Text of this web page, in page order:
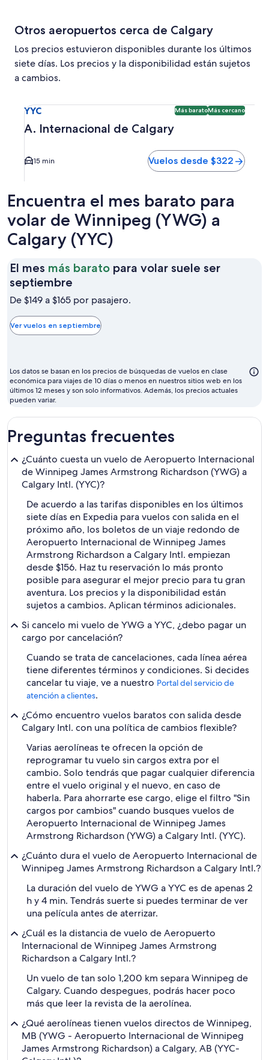
Otros aeropuertos cerca de Calgary
Los precios estuvieron disponibles durante los últimos
siete días. Los precios y la disponibilidad están sujetos
a cambios.
YYC Más baratoMás cercano
A. Internacional de Calgary
15 min Vuelos desde $322
Encuentra el mes barato para
volar de Winnipeg (YWG) a
Calgary (YYC)
El mes más barato para volar suele ser
septiembre
mes
barato
para
suele
ser
septiembre
De $149 a $165 por pasajero.
Ver vuelos en septiembre
Los datos se basan en los precios de búsquedas de vuelos en clase
económica para viajes de 10 días o menos en nuestros sitios web en los
últimos 12 meses y son solo informativos. Además, los precios actuales
pueden variar.
Preguntas frecuentes
¿Cuánto cuesta un vuelo de Aeropuerto Internacional
de Winnipeg James Armstrong Richardson (YWG) a
Calgary Intl. (YYC)?
De acuerdo a las tarifas disponibles en los últimos
siete días en Expedia para vuelos con salida en el
próximo año, los boletos de un viaje redondo de
Aeropuerto Internacional de Winnipeg James
Armstrong Richardson a Calgary Intl. empiezan
desde $156. Haz tu reservación lo más pronto
posible para asegurar el mejor precio para tu gran
aventura. Los precios y la disponibilidad están
sujetos a cambios. Aplican términos adicionales.
Si cancelo mi vuelo de YWG a YYC, ¿debo pagar un
cargo por cancelación?
Cuando se trata de cancelaciones, cada línea aérea
tiene diferentes términos y condiciones. Si decides
cancelar tu viaje, ve a nuestro Portal del servicio de
atención a clientes.
¿Cómo encuentro vuelos baratos con salida desde
Calgary Intl. con una política de cambios flexible?
Varias aerolíneas te ofrecen la opción de
reprogramar tu vuelo sin cargos extra por el
cambio. Solo tendrás que pagar cualquier diferencia
entre el vuelo original y el nuevo, en caso de
haberla. Para ahorrarte ese cargo, elige el filtro "Sin
cargos por cambios" cuando busques vuelos de
Aeropuerto Internacional de Winnipeg James
Armstrong Richardson (YWG) a Calgary Intl. (YYC).
¿Cuánto dura el vuelo de Aeropuerto Internacional de
Winnipeg James Armstrong Richardson a Calgary Intl.?
La duración del vuelo de YWG a YYC es de apenas 2
h y 4 min. Tendrás suerte si puedes terminar de ver
una película antes de aterrizar.
¿Cuál es la distancia de vuelo de Aeropuerto
Internacional de Winnipeg James Armstrong
Richardson a Calgary Intl.?
Un vuelo de tan solo 1,200 km separa Winnipeg de
Calgary. Cuando despegues, podrás hacer poco
más que leer la revista de la aerolínea.
¿Qué aerolíneas tienen vuelos directos de Winnipeg,
MB (YWG - Aeropuerto Internacional de Winnipeg
James Armstrong Richardson) a Calgary, AB (YYC-